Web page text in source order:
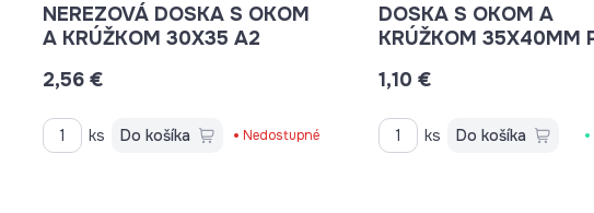
NEREZOVÁ DOSKA S OKOM
A KRÚŽKOM 30X35 A2
2,56 €
ks Do košíka Nedostupné
DOSKA S OKOM A
KRÚŽKOM 35X40MM
1,10 €
ks Do košíka